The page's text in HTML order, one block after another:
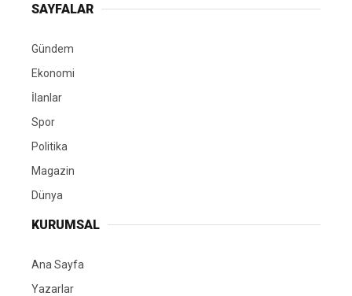
SAYFALAR
Gündem
Ekonomi
İlanlar
Spor
Politika
Magazin
Dünya
KURUMSAL
Ana Sayfa
Yazarlar